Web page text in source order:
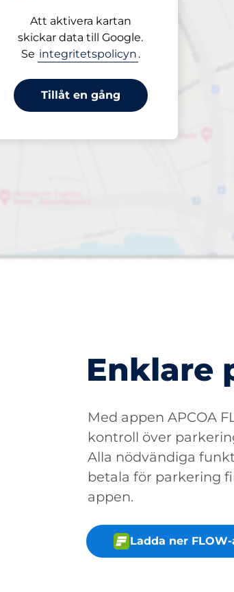
Att aktivera kartan
skickar data till Google.
Se integritetspolicyn .
Tillåt en gång
Enklare
Med appen APCOA
kontroll över
Alla nödvändiga
betala för parkering
appen.
Ladda ner